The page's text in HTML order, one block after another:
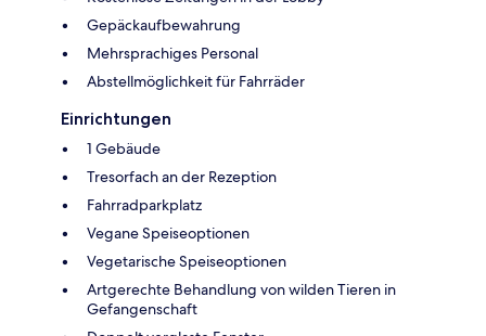
Gepäckaufbewahrung
Mehrsprachiges Personal
Abstellmöglichkeit für Fahrräder
Einrichtungen
1 Gebäude
Tresorfach an der Rezeption
Fahrradparkplatz
Vegane Speiseoptionen
Vegetarische Speiseoptionen
Artgerechte Behandlung von wilden Tieren in
Gefangenschaft